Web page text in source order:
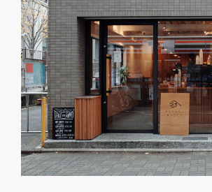
館
KURASU
KYOTO‧
能
喝
到
日
本
各
地